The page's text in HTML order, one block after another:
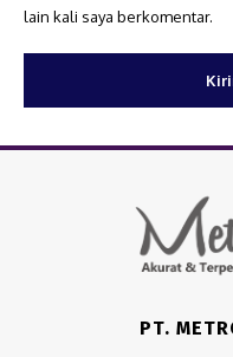
lain kali saya berkomentar.
PT.